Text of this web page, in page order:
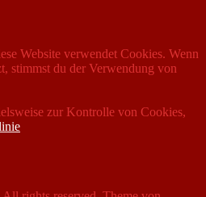
Website verwendet Cookies. Wenn
stimmst du der Verwendung von
zur Kontrolle von Cookies,